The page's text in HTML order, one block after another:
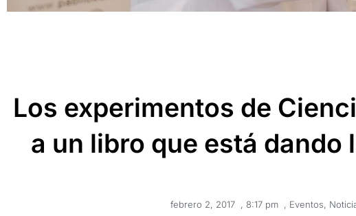
Los experimentos de
a un libro que está dando
febrero 2, 2017 , 8:17 pm , Eventos,